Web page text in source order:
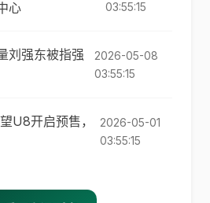
心
03:55:15
刘强东被指强
2026-05-08
03:55:15
U8开启预售，
2026-05-01
03:55:15